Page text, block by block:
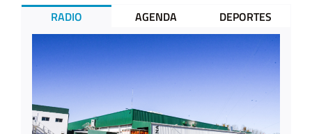
RADIO AGENDA DEPORTES